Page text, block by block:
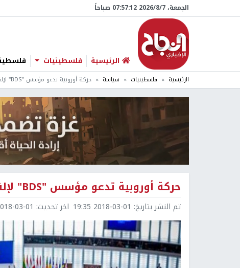
الجمعة، 7/‏8/‏2026 07:57:13 صباحاً
الرئيسية فلسطينيات
الرئيسية فلسطينيات سياسة حركة أوروبية تدعو مؤسس "BDS" لإلقاء خطاب في البرلمان الأوروبي
حركة أوروبية تدعو مؤسس "BDS" لإلقاء خطاب في البرلمان الأوروبي
تم النشر بتاريخ: 2018-03-01 19:35 اخر تحديث: 03-01 19:35